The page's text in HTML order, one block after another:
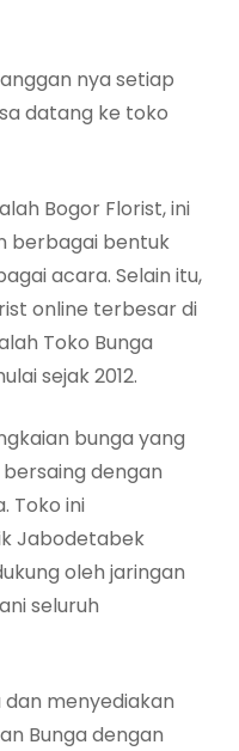
nya setiap
datang ke toko
Bogor Florist, ini
berbagai bentuk
acara. Selain itu,
online terbesar di
Toko Bunga
sejak 2012.
bunga yang
dengan
Toko ini
Jabodetabek
oleh jaringan
seluruh
menyediakan
Bunga dengan